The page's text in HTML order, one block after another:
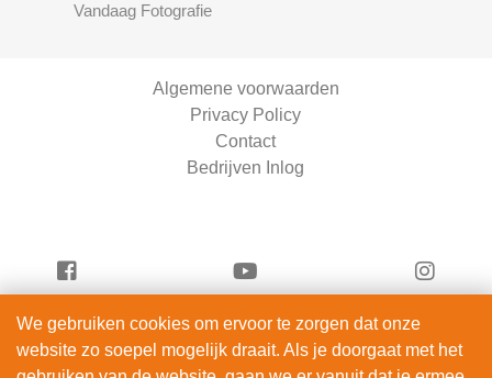
Vandaag Fotografie
Algemene voorwaarden
Privacy Policy
Contact
Bedrijven Inlog
Serviceright Schoonmaak is onderdeel van
ServiceRight B.V. | KVK 90914872
We gebruiken cookies om ervoor te zorgen dat onze
website zo soepel mogelijk draait. Als je doorgaat met het